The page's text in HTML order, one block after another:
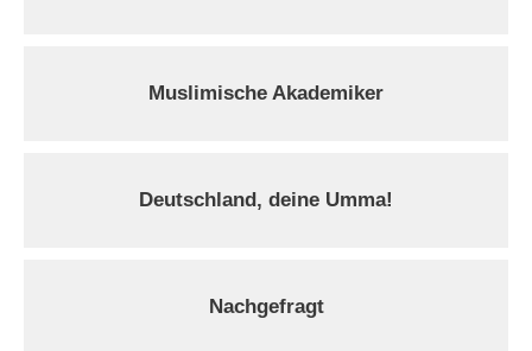
Muslimische Akademiker
Deutschland, deine Umma!
Nachgefragt